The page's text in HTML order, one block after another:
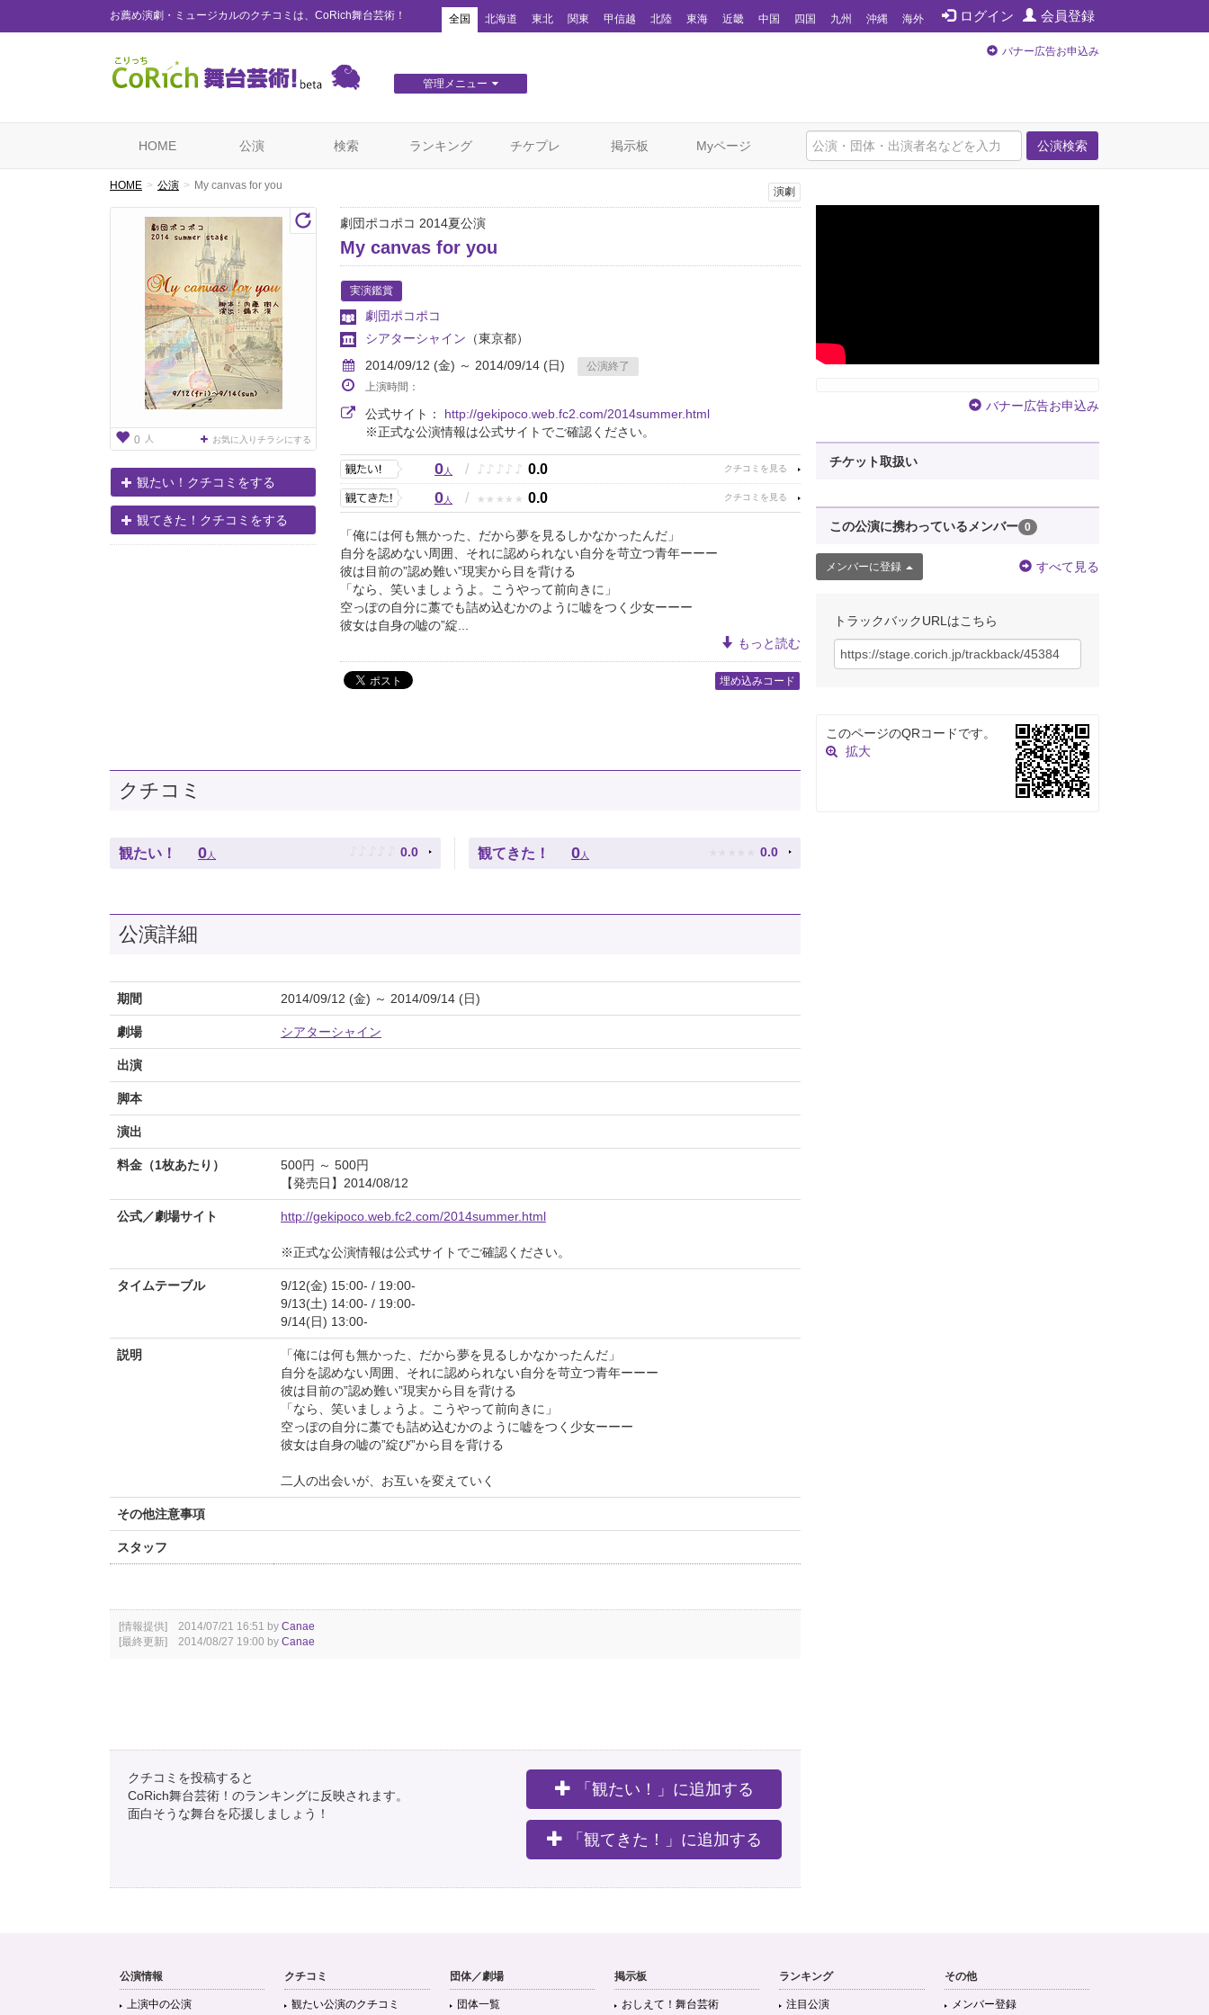
お薦め演劇・ミュージカルのクチコミは、CoRich舞台芸術！ ログイン 会員登録
全国 北海道 東北 関東 甲信越 北陸 東海 近畿 中国 四国 九州 沖縄 海外
管理メニュー
バナー広告お申込み
公演検索
HOME 公演 検索 ランキング チケプレ 掲示板 Myページ
HOME 公演 My canvas for you
0 人 お気に入りチラシにする
観たい！クチコミをする
観てきた！クチコミをする
演劇
劇団ポコポコ 2014夏公演
My canvas for you
実演鑑賞
劇団ポコポコ
シアターシャイン （東京都）
2014/09/12 (金) ～ 2014/09/14 (日)
公演終了
上演時間：
公式サイト： http://gekipoco.web.fc2.com/2014summer.html
※正式な公演情報は公式サイトでご確認ください。
0人 / ♪ ♪ ♪ ♪ ♪ 0.0
0人 / ★ ★ ★ ★ ★ 0.0
「俺には何も無かった、だから夢を見るしかなかったんだ」
自分を認めない周囲、それに認められない自分を苛立つ青年ーーー
彼は目前の”認め難い”現実から目を背ける
「なら、笑いましょうよ。こうやって前向きに」
空っぽの自分に藁でも詰め込むかのように嘘をつく少女ーーー
彼女は自身の嘘の”綻...
もっと読む
埋め込みコード
クチコミ
観たい！ 0 人 ♪ ♪ ♪ ♪ ♪ 0.0 観てきた！ 0 人 ★ ★ ★ ★ ★ 0.0
公演詳細
期間 2014/09/12 (金) ～ 2014/09/14 (日)
劇場 シアターシャイン
出演
脚本
演出
料金（1枚あたり）
500円 ～ 500円
【発売日】2014/08/12
公式／劇場サイト http://gekipoco.web.fc2.com/2014summer.html
※正式な公演情報は公式サイトでご確認ください。
タイムテーブル
9/12(金) 15:00- / 19:00-
9/13(土) 14:00- / 19:00-
9/14(日) 13:00-
説明
「俺には何も無かった、だから夢を見るしかなかったんだ」
自分を認めない周囲、それに認められない自分を苛立つ青年ーーー
彼は目前の”認め難い”現実から目を背ける
「なら、笑いましょうよ。こうやって前向きに」
空っぽの自分に藁でも詰め込むかのように嘘をつく少女ーーー
彼女は自身の嘘の”綻び”から目を背ける
二人の出会いが、お互いを変えていく
その他注意事項
スタッフ
[情報提供] 2014/07/21 16:51 by Canae
[最終更新] 2014/08/27 19:00 by Canae
クチコミを投稿すると
CoRich舞台芸術！のランキングに反映されます。
面白そうな舞台を応援しましょう！
「観たい！」に追加する
「観てきた！」に追加する
バナー広告お申込み
チケット取扱い
この公演に携わっているメンバー 0
メンバーに登録 すべて見る
トラックバックURLはこちら
このページのQRコードです。
拡大
公演情報
上演中の公演
クチコミ
観たい公演のクチコミ
団体／劇場
団体一覧
掲示板
おしえて！舞台芸術
ランキング
注目公演
その他
メンバー登録